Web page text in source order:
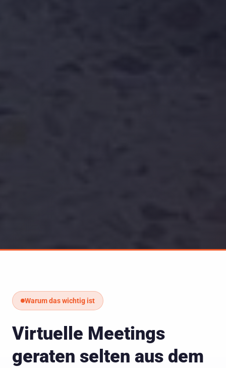
Warum das wichtig ist
Virtuelle Meetings
geraten selten aus dem